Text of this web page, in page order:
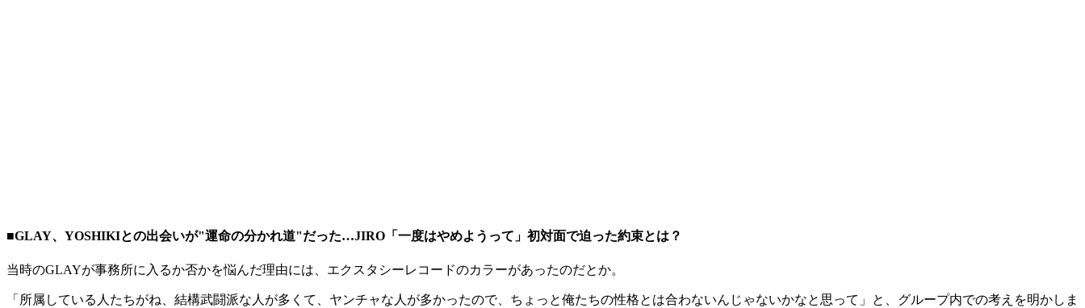
■GLAY、YOSHIKIとの出会いが"運命の分かれ道"だった…JIRO「一度はやめようって」初対面で迫った約束とは？
当時のGLAYが事務所に入るか否かを悩んだ理由には、エクスタシーレコードのカラーがあったのだとか。
「所属している人たちがね、結構武闘派な人が多くて、ヤンチャな人が多かったので、ちょっと俺たちの性格とは合わないんじゃないかなと思って」と、グループ内での考えを明かしま